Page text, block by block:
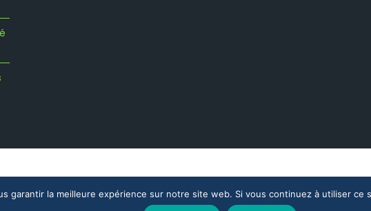
légales Crédits
garantir la meilleure expérience sur notre site web. Si vous continuez à utiliser